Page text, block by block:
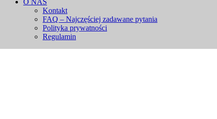
O NAS
Kontakt
FAQ – Najczęściej zadawane pytania
Polityka prywatności
Regulamin